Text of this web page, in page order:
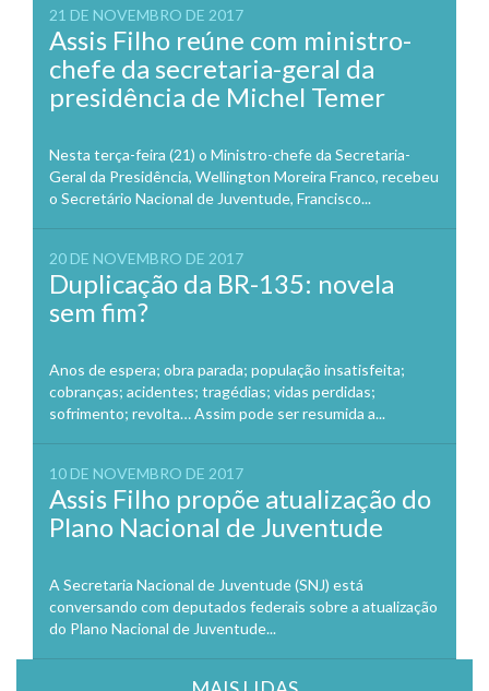
21 DE NOVEMBRO DE 2017
Assis Filho reúne com ministro-
chefe da secretaria-geral da
presidência de Michel Temer
Nesta terça-feira (21) o Ministro-chefe da Secretaria-
Geral da Presidência, Wellington Moreira Franco, recebeu
o Secretário Nacional de Juventude, Francisco...
20 DE NOVEMBRO DE 2017
Duplicação da BR-135: novela
sem fim?
Anos de espera; obra parada; população insatisfeita;
cobranças; acidentes; tragédias; vidas perdidas;
sofrimento; revolta… Assim pode ser resumida a...
10 DE NOVEMBRO DE 2017
Assis Filho propõe atualização do
Plano Nacional de Juventude
A Secretaria Nacional de Juventude (SNJ) está
conversando com deputados federais sobre a atualização
do Plano Nacional de Juventude...